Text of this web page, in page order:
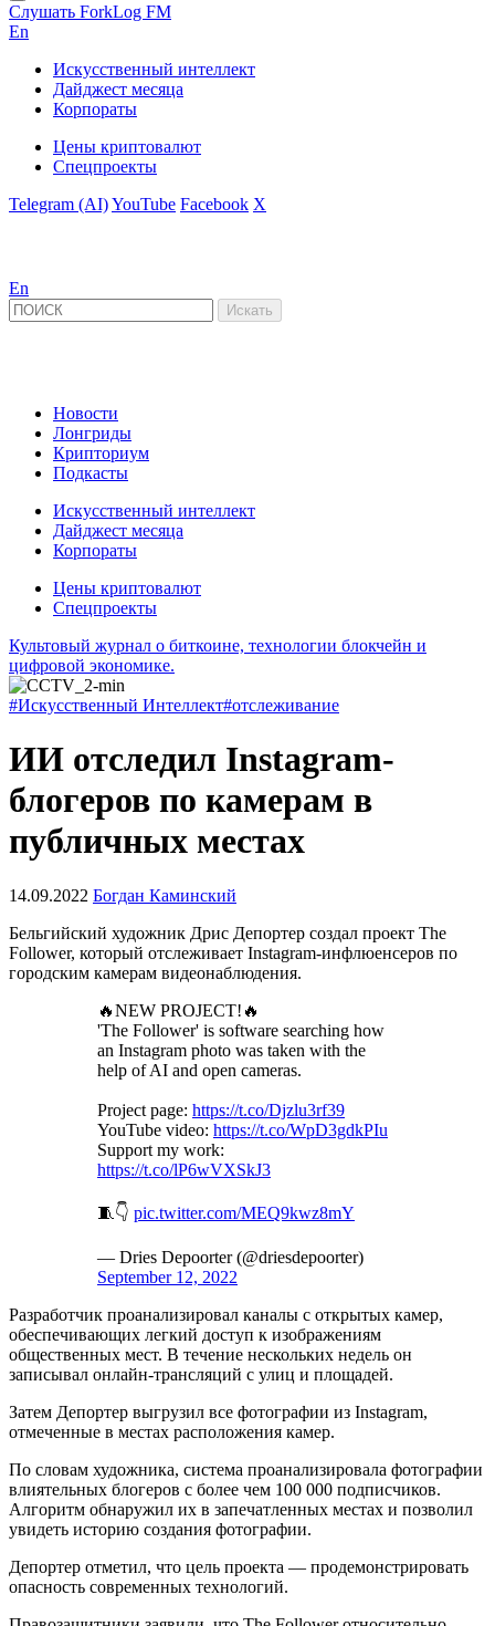
Слушать ForkLog FM
En
Искусственный интеллект
Дайджест месяца
Корпораты
Цены криптовалют
Спецпроекты
Telegram (AI)YouTube Facebook X
En
Новости
Лонгриды
Крипториум
Подкасты
Искусственный интеллект
Дайджест месяца
Корпораты
Цены криптовалют
Спецпроекты
Культовый журнал о биткоине, технологии блокчейн и
цифровой экономике.
#Искусственный Интеллект#отслеживание
ИИ отследил Instagram-
блогеров по камерам в
публичных местах
14.09.2022 Богдан Каминский
Бельгийский художник Дрис Депортер создал проект The
Follower, который отслеживает Instagram-инфлюенсеров по
городским камерам видеонаблюдения.
🔥NEW PROJECT!🔥
'The Follower' is software searching how
an Instagram photo was taken with the
help of AI and open cameras.
Project page: https://t.co/Djzlu3rf39
YouTube video: https://t.co/WpD3gdkPIu
Support my work:
https://t.co/lP6wVXSkJ3
🧵👇 pic.twitter.com/MEQ9kwz8mY
— Dries Depoorter (@driesdepoorter)
September 12, 2022
Разработчик проанализировал каналы с открытых камер,
обеспечивающих легкий доступ к изображениям
общественных мест. В течение нескольких недель он
записывал онлайн-трансляций с улиц и площадей.
Затем Депортер выгрузил все фотографии из Instagram,
отмеченные в местах расположения камер.
По словам художника, система проанализировала фотографии
влиятельных блогеров с более чем 100 000 подписчиков.
Алгоритм обнаружил их в запечатленных местах и позволил
увидеть историю создания фотографии.
Депортер отметил, что цель проекта — продемонстрировать
опасность современных технологий.